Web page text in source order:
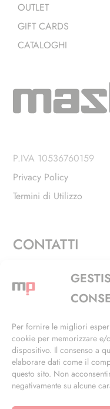
Per fornire le migliori
cookie per memorizzare
dispositivo. Il consenso a
elaborare dati come il
questo sito. Non
negativamente su alcune
OUTLET
GIFT CARDS
CATALOGHI
P.IVA 10536760159
Privacy Policy
Termini di Utilizzo
CONTATTI
Via Alfieri, 27 -
+39 02 4846
info@masterphil.it